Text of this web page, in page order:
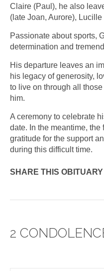
Claire (Paul), he also
(late Joan, Aurore),
Passionate about sports,
determination and
His departure leaves an
his legacy of generosity,
to live on through all
him.
A ceremony to celebrate
date. In the meantime,
gratitude for the support
during this difficult time.
SHARE THIS OBITUARY
2